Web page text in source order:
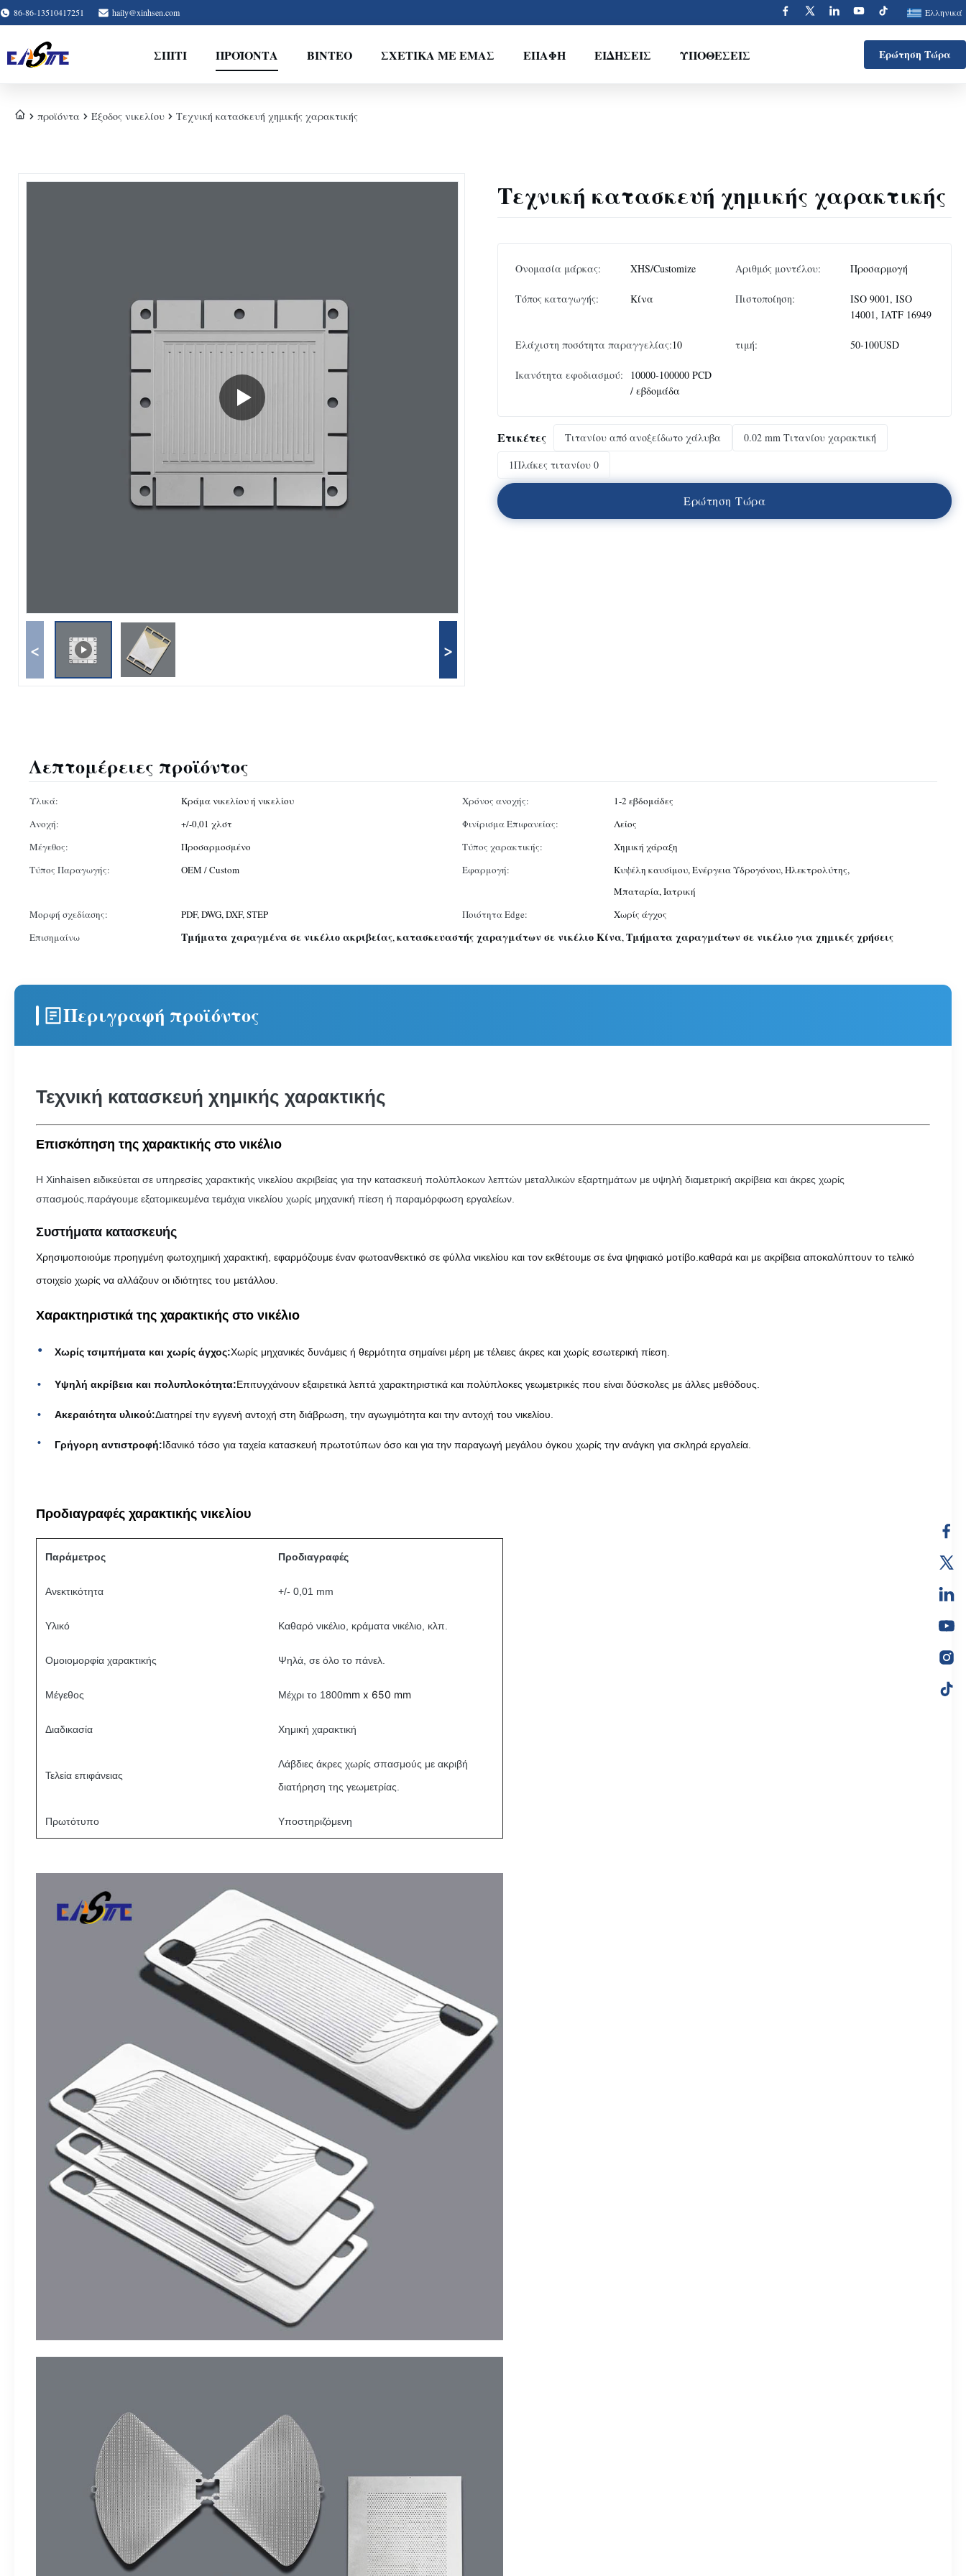
86-86-13510417251 haily@xinhsen.com Ελληνικά
ΣΠΊΤΙ ΠΡΟΪΌΝΤΑ ΒΊΝΤΕΟ ΣΧΕΤΙΚΆ ΜΕ ΕΜΆΣ ΕΠΑΦΉ ΕΙΔΉΣΕΙΣ ΥΠΟΘΈΣΕΙΣ Ερώτηση Τώρα
προϊόντα Έξοδος νικελίου Τεχνική κατασκευή χημικής χαρακτικής
< >
Τεχνική κατασκευή χημικής χαρακτικής
Ονομασία μάρκας: XHS/Customize Αριθμός μοντέλου: Προσαρμογή
Τόπος καταγωγής: Κίνα Πιστοποίηση:
ISO 9001, ISO
14001, IATF 16949
Ελάχιστη ποσότητα παραγγελίας:10 τιμή: 50-100USD
Ικανότητα εφοδιασμού:
10000-100000 PCD
/ εβδομάδα
Ετικέτες Τιτανίου από ανοξείδωτο χάλυβα
0.02 mm Τιτανίου χαρακτική
1Πλάκες τιτανίου 0
Ερώτηση Τώρα
Λεπτομέρειες προϊόντος
Υλικά: Κράμα νικελίου ή νικελίου Χρόνος ανοχής:
1-2 εβδομάδες
Ανοχή:
+/-0,01 χλστ Φινίρισμα Επιφανείας:
Λείος
Μέγεθος:
Προσαρμοσμένο Τύπος χαρακτικής:
Χημική χάραξη
Τύπος Παραγωγής:
OEM / Custom Εφαρμογή:
Κυψέλη καυσίμου, Ενέργεια Υδρογόνου, Ηλεκτρολύτης,
Μπαταρία, Ιατρική
Μορφή σχεδίασης:
PDF, DWG, DXF, STEP Ποιότητα Edge:
Χωρίς άγχος
Επισημαίνω
Τμήματα χαραγμένα σε νικέλιο ακριβείας,κατασκευαστής χαραγμάτων σε νικέλιο Κίνα,Τμήματα χαραγμάτων σε νικέλιο για χημικές χρήσεις
Περιγραφή προϊόντος
Τεχνική κατασκευή χημικής χαρακτικής
Επισκόπηση της χαρακτικής στο νικέλιο
Η Xinhaisen ειδικεύεται σε υπηρεσίες χαρακτικής νικελίου ακριβείας για την κατασκευή πολύπλοκων λεπτών μεταλλικών εξαρτημάτων με υψηλή διαμετρική ακρίβεια και άκρες χωρίς
σπασμούς.παράγουμε εξατομικευμένα τεμάχια νικελίου χωρίς μηχανική πίεση ή παραμόρφωση εργαλείων.
Συστήματα κατασκευής
Χρησιμοποιούμε προηγμένη φωτοχημική χαρακτική, εφαρμόζουμε έναν φωτοανθεκτικό σε φύλλα νικελίου και τον εκθέτουμε σε ένα ψηφιακό μοτίβο.καθαρά και με ακρίβεια αποκαλύπτουν το τελικό
στοιχείο χωρίς να αλλάζουν οι ιδιότητες του μετάλλου.
Χαρακτηριστικά της χαρακτικής στο νικέλιο
Χωρίς τσιμπήματα και χωρίς άγχος:Χωρίς μηχανικές δυνάμεις ή θερμότητα σημαίνει μέρη με τέλειες άκρες και χωρίς εσωτερική πίεση.
Υψηλή ακρίβεια και πολυπλοκότητα:Επιτυγχάνουν εξαιρετικά λεπτά χαρακτηριστικά και πολύπλοκες γεωμετρικές που είναι δύσκολες με άλλες μεθόδους.
Ακεραιότητα υλικού:Διατηρεί την εγγενή αντοχή στη διάβρωση, την αγωγιμότητα και την αντοχή του νικελίου.
Γρήγορη αντιστροφή:Ιδανικό τόσο για ταχεία κατασκευή πρωτοτύπων όσο και για την παραγωγή μεγάλου όγκου χωρίς την ανάγκη για σκληρά εργαλεία.
Προδιαγραφές χαρακτικής νικελίου
Παράμετρος Προδιαγραφές
Ανεκτικότητα +/- 0,01 mm
Υλικό Καθαρό νικέλιο, κράματα νικέλιο, κλπ.
Ομοιομορφία χαρακτικής Ψηλά, σε όλο το πάνελ.
Μέγεθος Μέχρι το 1800mm x 650 mm
Διαδικασία Χημική χαρακτική
Τελεία επιφάνειας
Λάβδιες άκρες χωρίς σπασμούς με ακριβή
διατήρηση της γεωμετρίας.
Πρωτότυπο Υποστηριζόμενη